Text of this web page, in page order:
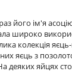
його ім'я
широко
колекція яєць-
яєць з
деяких яйцях